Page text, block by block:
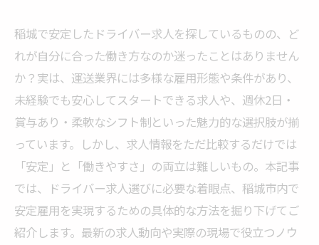
稲城で安定したドライバー求人を探しているものの、ど
れが自分に合った働き方なのか迷ったことはありません
か？実は、運送業界には多様な雇用形態や条件があり、
未経験でも安心してスタートできる求人や、週休2日・
賞与あり・柔軟なシフト制といった魅力的な選択肢が揃
っています。しかし、求人情報をただ比較するだけでは
「安定」と「働きやすさ」の両立は難しいもの。本記事
では、ドライバー求人選びに必要な着眼点、稲城市内で
安定雇用を実現するための具体的な方法を掘り下げてご
紹介します。最新の求人動向や実際の現場で役立つノウ